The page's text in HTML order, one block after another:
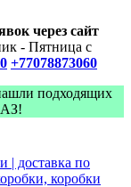
через сайт
- Пятница с
+77078873060
подходящих